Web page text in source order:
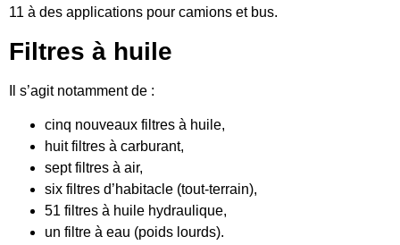
11 à des applications pour camions et bus.
Filtres à huile
Il s’agit notamment de :
cinq nouveaux filtres à huile,
huit filtres à carburant,
sept filtres à air,
six filtres d’habitacle (tout-terrain),
51 filtres à huile hydraulique,
un filtre à eau (poids lourds).